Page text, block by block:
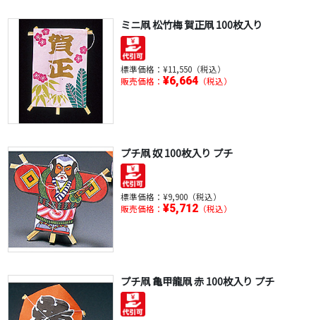
ミニ凧 松竹梅 賀正凧 100枚入り
標準価格： ¥11,550（税込）
販売価格： ¥6,664（税込）
プチ凧 奴 100枚入り プチ
標準価格： ¥9,900（税込）
販売価格： ¥5,712（税込）
プチ凧 亀甲龍凧 赤 100枚入り プチ